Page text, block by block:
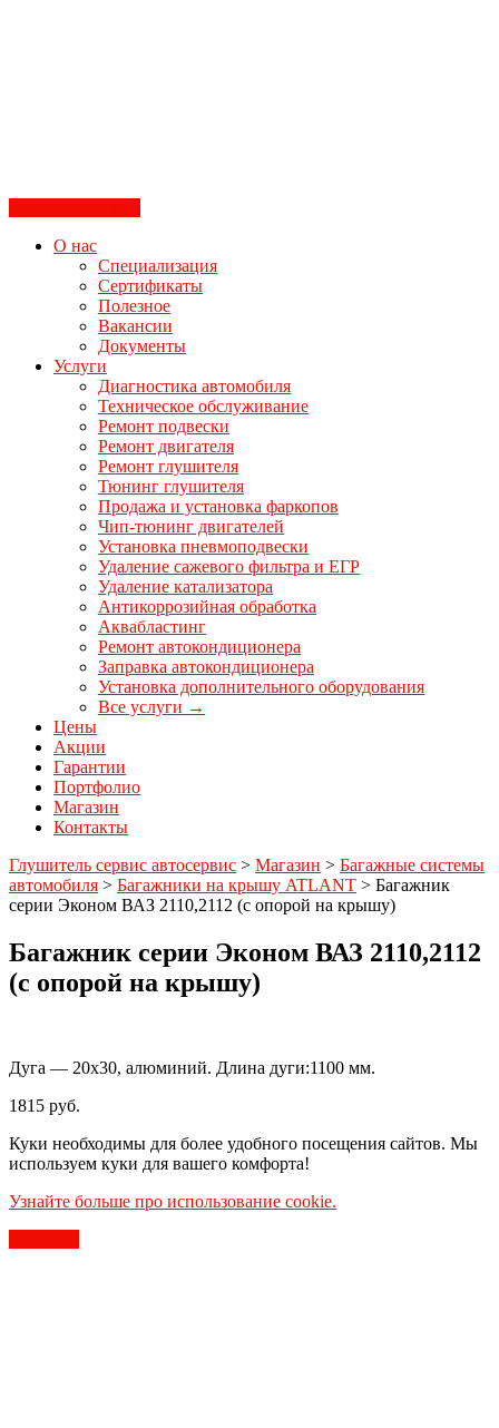
О нас
Специализация
Сертификаты
Полезное
Вакансии
Документы
Услуги
Диагностика автомобиля
Техническое обслуживание
Ремонт подвески
Ремонт двигателя
Ремонт глушителя
Тюнинг глушителя
Продажа и установка фаркопов
Чип-тюнинг двигателей
Установка пневмоподвески
Удаление сажевого фильтра и ЕГР
Удаление катализатора
Антикоррозийная обработка
Аквабластинг
Ремонт автокондиционера
Заправка автокондиционера
Установка дополнительного оборудования
Все услуги →
Цены
Акции
Гарантии
Портфолио
Магазин
Контакты
Глушитель сервис автосервис > Магазин > Багажные системы
автомобиля > Багажники на крышу ATLANT > Багажник
серии Эконом ВАЗ 2110,2112 (с опорой на крышу)
Багажник серии Эконом ВАЗ 2110,2112
(с опорой на крышу)
Дуга — 20х30, алюминий. Длина дуги:1100 мм.
1815 руб.
Куки необходимы для более удобного посещения сайтов. Мы
используем куки для вашего комфорта!
Узнайте больше про использование cookie.